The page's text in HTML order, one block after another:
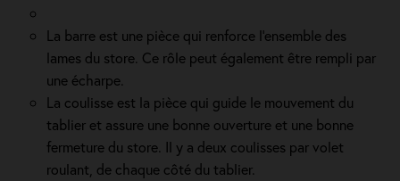
La barre est une pièce qui renforce l’ensemble des
lames du store. Ce rôle peut également être rempli par
une écharpe.
La coulisse est la pièce qui guide le mouvement du
tablier et assure une bonne ouverture et une bonne
fermeture du store. Il y a deux coulisses par volet
roulant, de chaque côté du tablier.